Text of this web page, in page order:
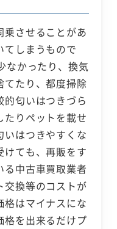
乗させることがあ
てしまうもので
なかったり、換気
てたり、都度掃除
匂いはつきづら
たりペットを載せ
いはつきやすくな
けても、再販をす
る中古車買取業者
交換等のコストが
格はマイナスにな
格を出来るだけプ